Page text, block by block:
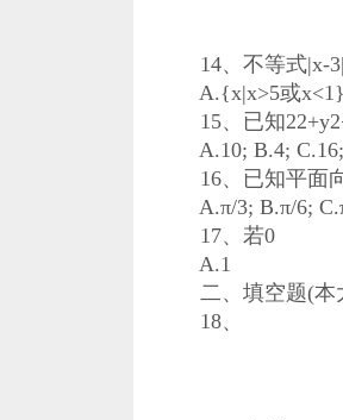
14、不等式|x-
A.{x|x>5或x<1};
15、已知
A.10; B.4;
16、已知平面向
A.π/3; B.π/6;
17、若0
A.1
二、填空题(本大
18、